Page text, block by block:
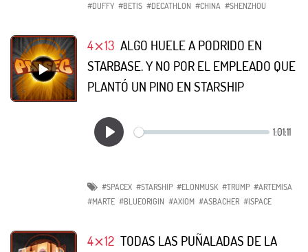
#DUFFY #BETIS #DECATHLON #CHINA #SHENZHOU
4⨯13 ALGO HUELE A PODRIDO EN
STARBASE. Y NO POR EL EMPLEADO QUE
PLANTÓ UN PINO EN STARSHIP
#SPACEX #STARSHIP #ELONMUSK #TRUMP #ARTEMISA
#MARTE #BLUEORIGIN #AXIOM #ASBACHER #ISPACE
4⨯12 TODAS LAS PUÑALADAS DE LA